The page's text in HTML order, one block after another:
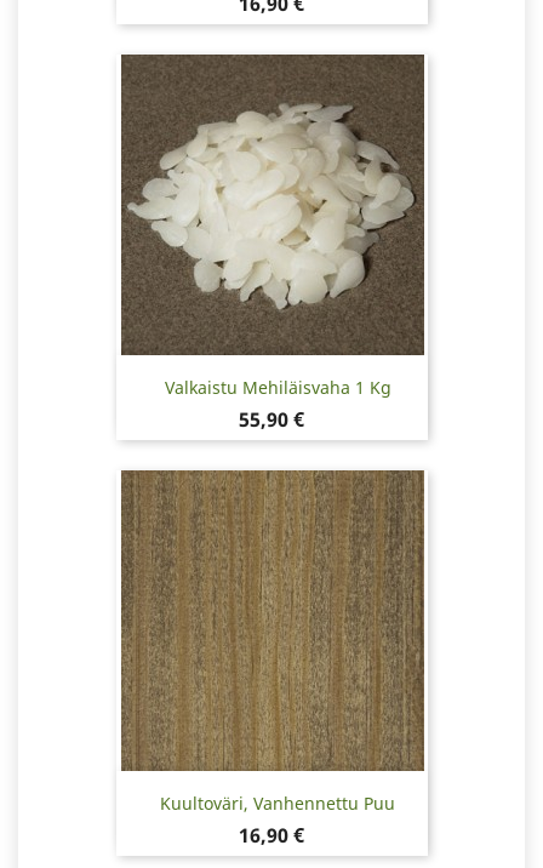
Valkaistu Mehiläisvaha 1 Kg
Hinta
55,90 €
Kuultoväri, Vanhennettu Puu
Hinta
16,90 €